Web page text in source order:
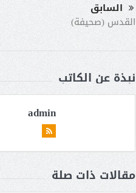
السابق
القدس (صحيفة)
نبذة عن الكاتب
admin
مقالات ذات صلة